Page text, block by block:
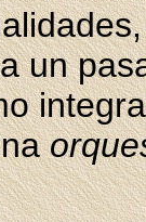
un